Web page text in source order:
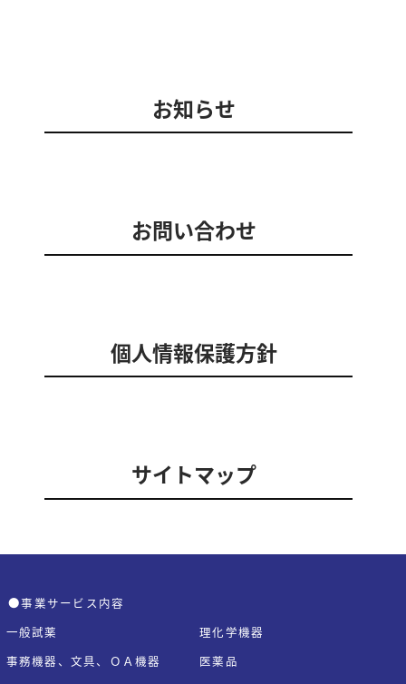
お知らせ
お問い合わせ
個人情報保護方針
サイトマップ
●事業サービス内容
一般試薬
理化学機器
事務機器、文具、ＯＡ機器
医薬品